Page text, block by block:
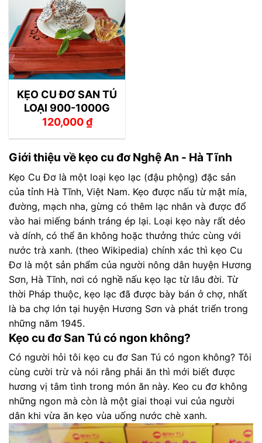
KẸO CU ĐƠ SAN TÚ
LOẠI 900-1000G
120,000₫
Giới thiệu về kẹo cu đơ Nghệ An - Hà Tĩnh
Kẹo Cu Đơ là một loại kẹo lạc (đậu phộng) đặc sản
của tỉnh Hà Tĩnh, Việt Nam. Kẹo được nấu từ mật mía,
đường, mạch nha, gừng có thêm lạc nhân và được đổ
vào hai miếng bánh tráng ép lại. Loại kẹo này rất dẻo
và dính, có thể ăn không hoặc thưởng thức cùng với
nước trà xanh. (theo Wikipedia) chính xác thì kẹo Cu
Đơ là một sản phẩm của người nông dân huyện Hương
Sơn, Hà Tĩnh, nơi có nghề nấu kẹo lạc từ lâu đời. Từ
thời Pháp thuộc, kẹo lạc đã được bày bán ở chợ, nhất
là ba chợ lớn tại huyện Hương Sơn và phát triển trong
những năm 1945.
Kẹo cu đơ San Tú có ngon không?
Có người hỏi tôi kẹo cu đơ San Tú có ngon không? Tôi
cùng cười trừ và nói rằng phải ăn thì mới biết được
hương vị tâm tình trong món ăn này. Keo cu đơ không
những ngon mà còn là một giai thoại vui của người
dân khi vừa ăn kẹo vùa uống nước chè xanh.